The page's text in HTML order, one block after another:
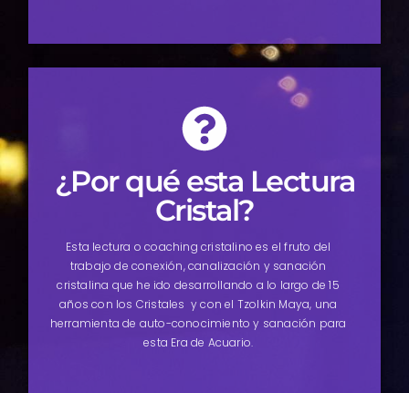
¿Por qué esta Lectura
Cristal?
Esta lectura o coaching cristalino es el fruto del
trabajo de conexión, canalización y sanación
cristalina que he ido desarrollando a lo largo de 15
años con los Cristales y con el Tzolkin Maya, una
herramienta de auto-conocimiento y sanación para
esta Era de Acuario.